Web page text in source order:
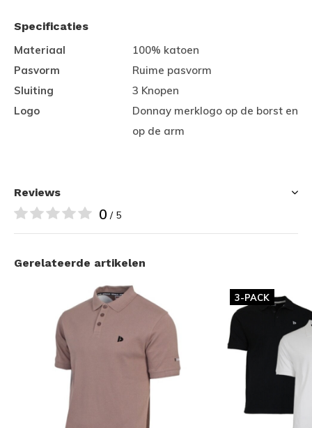
Specificaties
Materiaal
100% katoen
Pasvorm
Ruime pasvorm
Sluiting
3 Knopen
Logo
Donnay merklogo op de borst en
op de arm
Reviews
0 / 5
Gerelateerde artikelen
3-PACK